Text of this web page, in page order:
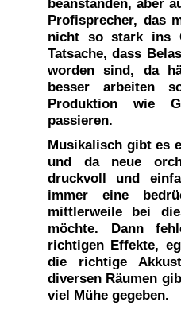
beanstanden, aber
Profisprecher, das
nicht so stark ins
Tatsache, dass
worden sind, da
besser arbeiten
Produktion wie
passieren.
Musikalisch gibt es
und da neue
druckvoll und
immer eine
mittlerweile bei
möchte. Dann
richtigen Effekte,
die richtige
diversen Räumen
viel Mühe gegeben.